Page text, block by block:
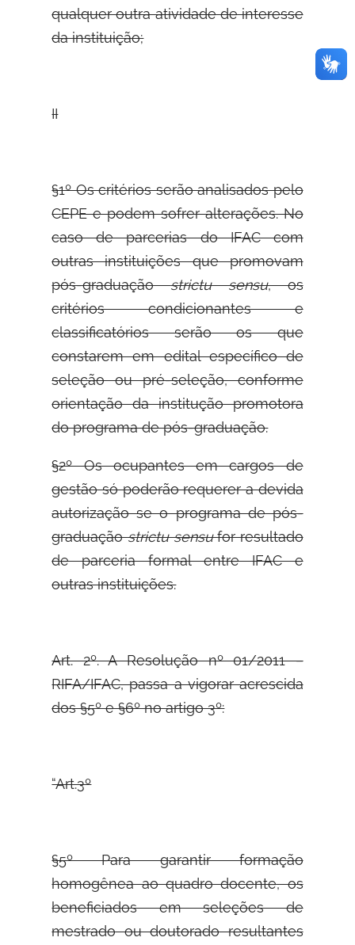
qualquer outra atividade de interesse
da instituição;
II
§1º Os critérios serão analisados pelo
CEPE e podem sofrer alterações. No
caso de parcerias do IFAC com
outras instituições que promovam
pós-graduaçãostrictu sensu, os
critérios condicionantes e
classificatórios serão os que
constarem em edital específico de
seleção ou pré-seleção, conforme
orientação da institução promotora
do programa de pós-graduação.
§2º Os ocupantes em cargos de
gestão só poderão requerer a devida
autorização se o programa de pós-
graduaçãostrictu sensufor resultado
de parceria formal entre IFAC e
outras instituições.
Art. 2º. A Resolução nº 01/2011 –
RIFA/IFAC, passa a vigorar acrescida
dos §5º e §6º no artigo 3º:
“Art.3º
§5º Para garantir formação
homogênea ao quadro docente, os
beneficiados em seleções de
mestrado ou doutorado resultantes